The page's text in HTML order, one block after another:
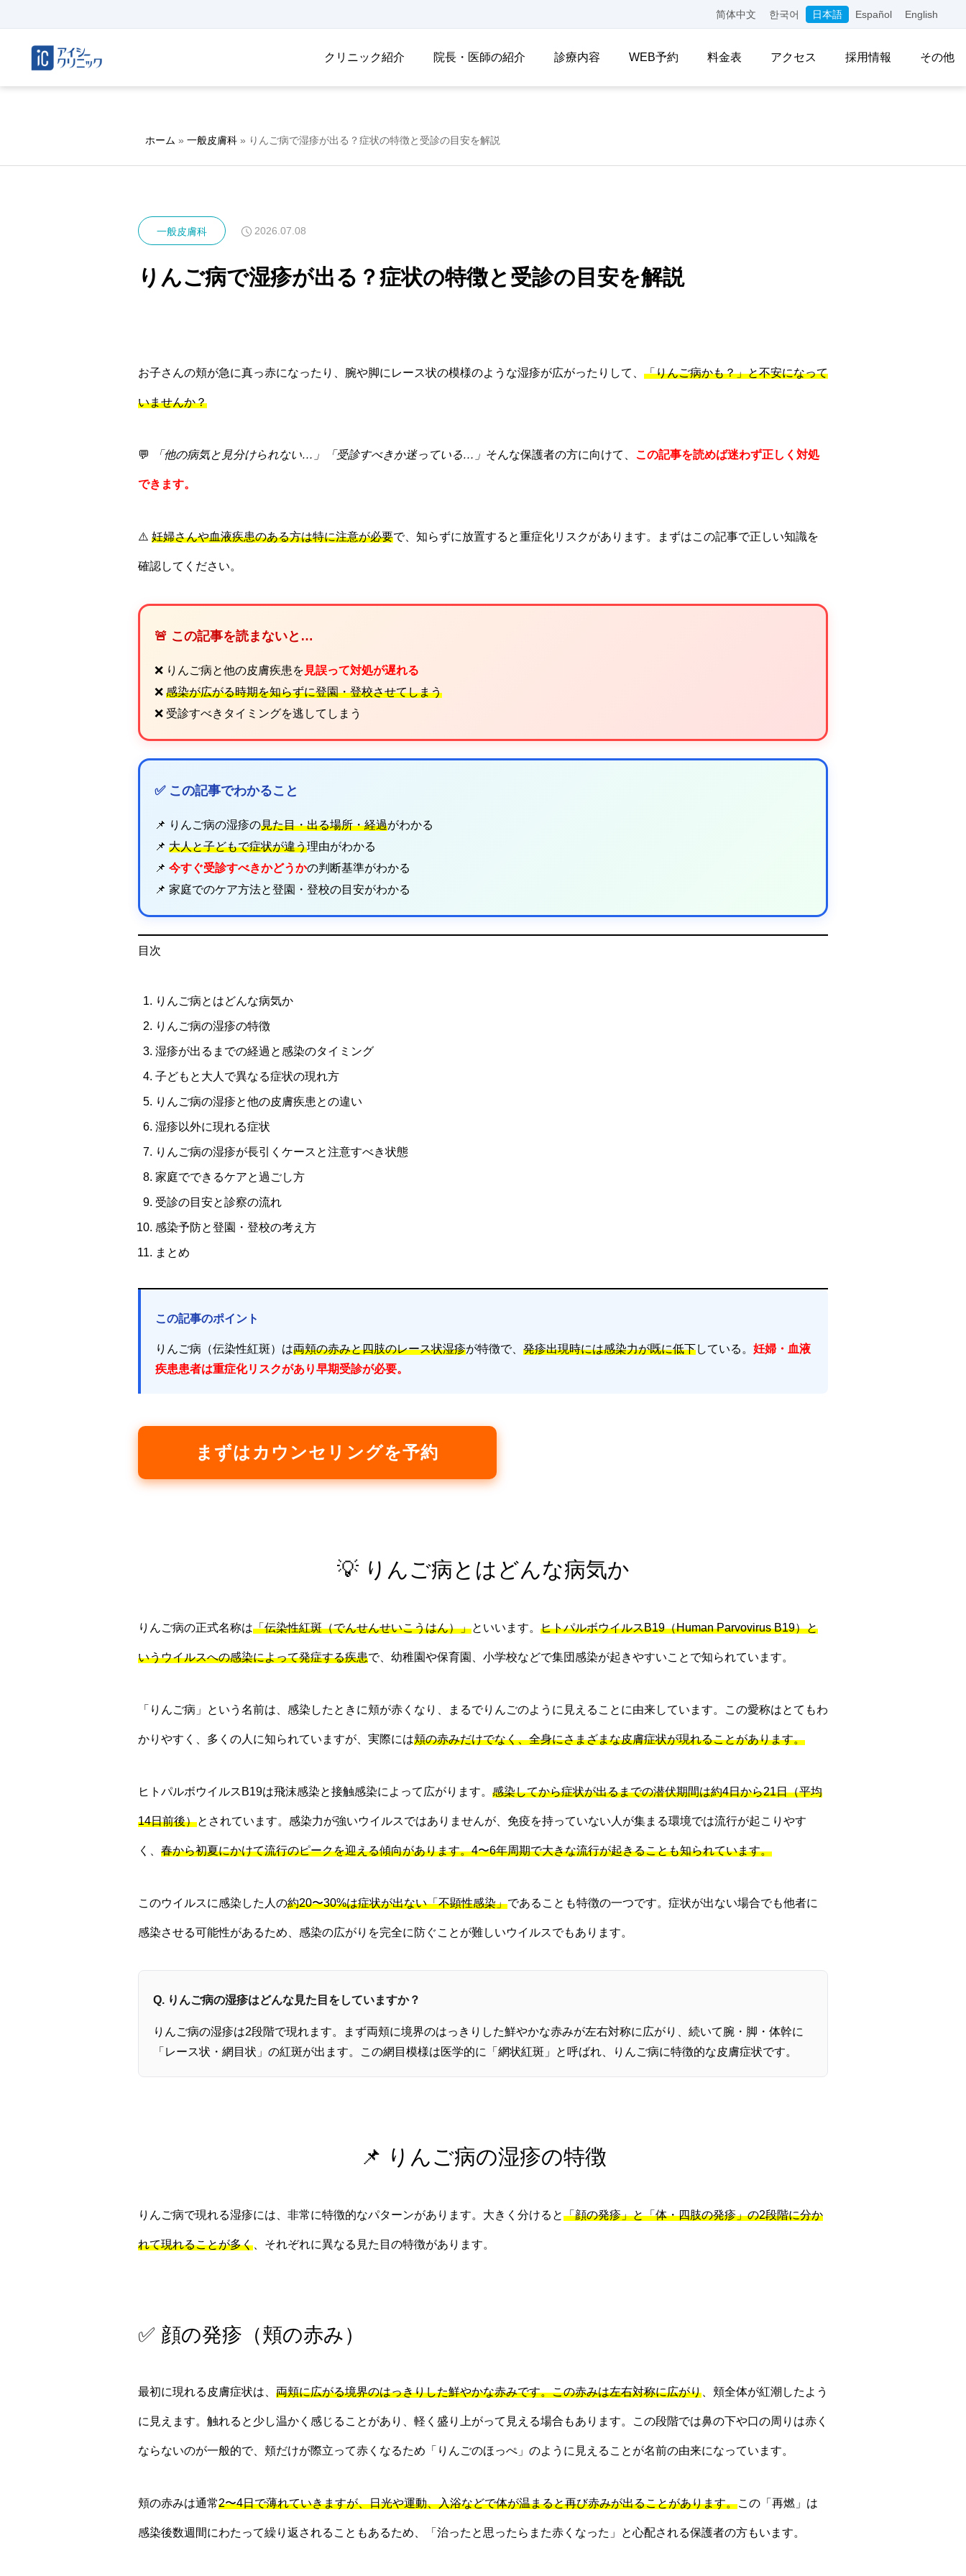
简体中文 한국어 日本語 Español English
クリニック紹介 院長・医師の紹介 診療内容 WEB予約 料金表 アクセス 採用情報 その他
ホーム » 一般皮膚科 » りんご病で湿疹が出る？症状の特徴と受診の目安を解説
一般皮膚科 2026.07.08
りんご病で湿疹が出る？症状の特徴と受診の目安を解説
お子さんの頬が急に真っ赤になったり、腕や脚にレース状の模様のような湿疹が広がったりして、 「りんご病かも？」と不安になって
いませんか？
💬 「他の病気と見分けられない…」「受診すべきか迷っている…」 そんな保護者の方に向けて、 この記事を読めば迷わず正しく対処
できます。
⚠️ 妊婦さんや血液疾患のある方は特に注意が必要で、知らずに放置すると重症化リスクがあります。まずはこの記事で正しい知識を
確認してください。
🚨 この記事を読まないと…
❌ りんご病と他の皮膚疾患を 見誤って対処が遅れる
❌ 感染が広がる時期を知らずに登園・登校させてしまう
❌ 受診すべきタイミングを逃してしまう
✅ この記事でわかること
📌 りんご病の湿疹の見た目・出る場所・経過がわかる
📌 大人と子どもで症状が違う理由がわかる
📌 今すぐ受診すべきかどうかの判断基準がわかる
📌 家庭でのケア方法と登園・登校の目安がわかる
目次
りんご病とはどんな病気か
りんご病の湿疹の特徴
湿疹が出るまでの経過と感染のタイミング
子どもと大人で異なる症状の現れ方
りんご病の湿疹と他の皮膚疾患との違い
湿疹以外に現れる症状
りんご病の湿疹が長引くケースと注意すべき状態
家庭でできるケアと過ごし方
受診の目安と診察の流れ
感染予防と登園・登校の考え方
まとめ
この記事のポイント
りんご病（伝染性紅斑）は両頬の赤みと四肢のレース状湿疹が特徴で、 発疹出現時には感染力が既に低下している。 妊婦・血液
疾患患者は重症化リスクがあり早期受診が必要。
まずはカウンセリングを予約
💡 りんご病とはどんな病気か
りんご病の正式名称は「伝染性紅斑（でんせんせいこうはん）」といいます。 ヒトパルボウイルスB19（Human Parvovirus B19）と
いうウイルスへの感染によって発症する疾患で、幼稚園や保育園、小学校などで集団感染が起きやすいことで知られています。
「りんご病」という名前は、感染したときに頬が赤くなり、まるでりんごのように見えることに由来しています。この愛称はとてもわ
かりやすく、多くの人に知られていますが、実際には頬の赤みだけでなく、全身にさまざまな皮膚症状が現れることがあります。
ヒトパルボウイルスB19は飛沫感染と接触感染によって広がります。 感染してから症状が出るまでの潜伏期間は約4日から21日（平均
14日前後）とされています。感染力が強いウイルスではありませんが、免疫を持っていない人が集まる環境では流行が起こりやす
く、 春から初夏にかけて流行のピークを迎える傾向があります。4〜6年周期で大きな流行が起きることも知られています。
このウイルスに感染した人の約20〜30%は症状が出ない「不顕性感染」であることも特徴の一つです。症状が出ない場合でも他者に
感染させる可能性があるため、感染の広がりを完全に防ぐことが難しいウイルスでもあります。
Q. りんご病の湿疹はどんな見た目をしていますか？
りんご病の湿疹は2段階で現れます。まず両頬に境界のはっきりした鮮やかな赤みが左右対称に広がり、続いて腕・脚・体幹に
「レース状・網目状」の紅斑が出ます。この網目模様は医学的に「網状紅斑」と呼ばれ、りんご病に特徴的な皮膚症状です。
📌 りんご病の湿疹の特徴
りんご病で現れる湿疹には、非常に特徴的なパターンがあります。大きく分けると「顔の発疹」と「体・四肢の発疹」の2段階に分か
れて現れることが多く 、それぞれに異なる見た目の特徴があります。
✅ 顔の発疹（頬の赤み）
最初に現れる皮膚症状は、 両頬に広がる境界のはっきりした鮮やかな赤みです。この赤みは左右対称に広がり 、頬全体が紅潮したよう
に見えます。触れると少し温かく感じることがあり、軽く盛り上がって見える場合もあります。この段階では鼻の下や口の周りは赤く
ならないのが一般的で、頬だけが際立って赤くなるため「りんごのほっぺ」のように見えることが名前の由来になっています。
頬の赤みは通常2〜4日で薄れていきますが、日光や運動、入浴などで体が温まると再び赤みが出ることがあります。この「再燃」は
感染後数週間にわたって繰り返されることもあるため、「治ったと思ったらまた赤くなった」と心配される保護者の方もいます。